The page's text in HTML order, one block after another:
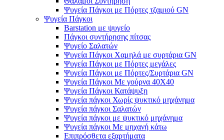
Ψυγεία Πάγκοι με Πόρτες τζαμιού GN
Ψυγεία Πάγκοι
Barstation με ψυγείο
Πάγκοι συντήρησης πίτσας
Ψυγείο Σαλατών
Ψυγεία Πάγκοι Χαμηλά με συρτάρια GN
Ψυγεία Πάγκοι με Πόρτες μεγάλες
Ψυγεία Πάγκοι με Πόρτες/Συρτάρια GN
Ψυγεία Πάγκοι Με γούρνα 40Χ40
Ψυγεία Πάγκοι Κατάψυξη
Ψυγεία πάγκοι Χωρίς ψυκτικό μηχάνημα
Ψυγεία πάγκοι Σαλατών
Ψυγεία πάγκοι με ψυκτικό μηχάνημα
Ψυγεία πάγκοι Με μηχανή κάτω
Επιπρόσθετα εξαρτήματα